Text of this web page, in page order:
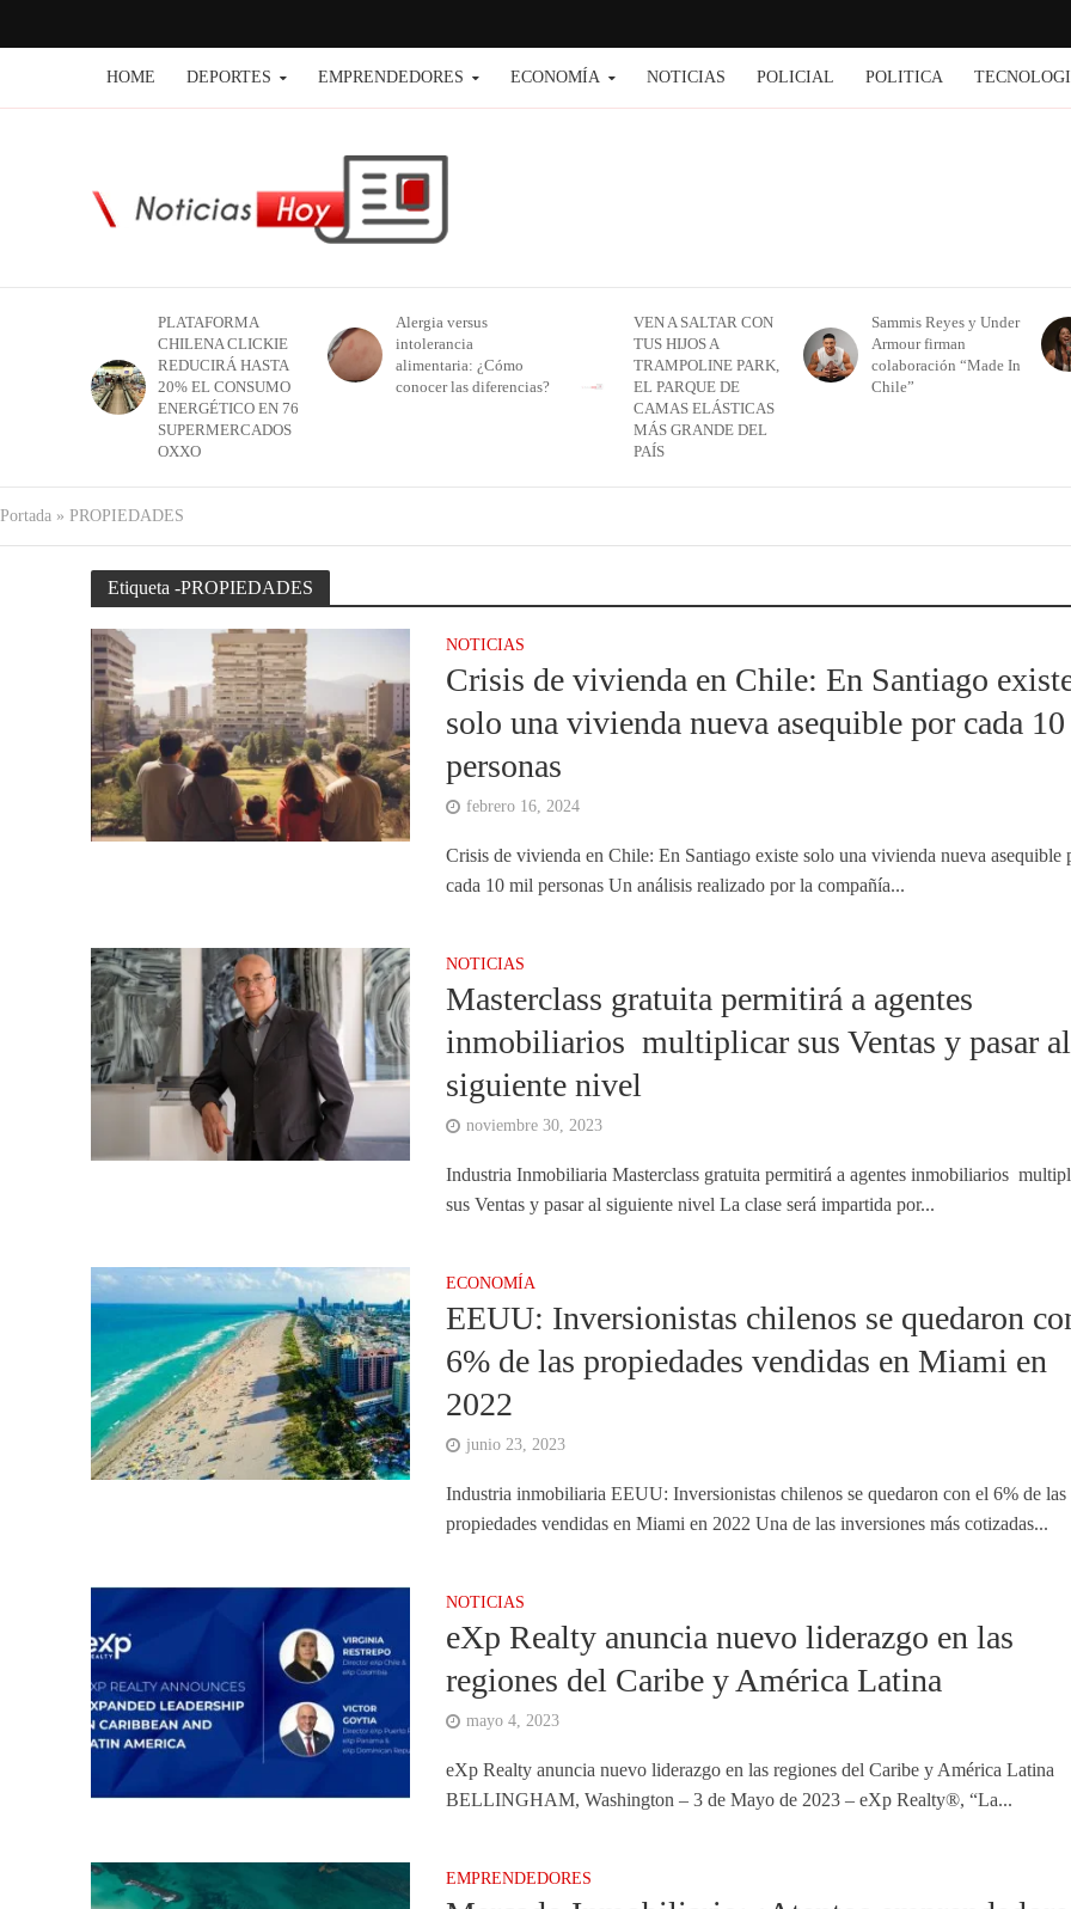
HOME DEPORTES EMPRENDEDORES ECONOMÍA NOTICIAS POLICIAL POLITICA
PLATAFORMA
CHILENA CLICKIE
REDUCIRÁ HASTA
20% EL CONSUMO
ENERGÉTICO EN 76
SUPERMERCADOS
OXXO
Alergia versus
intolerancia
alimentaria: ¿Cómo
conocer las diferencias?
VEN A SALTAR CON
TUS HIJOS A
TRAMPOLINE PARK,
EL PARQUE DE
CAMAS ELÁSTICAS
MÁS GRANDE DEL
PAÍS
Sammis Reyes y Under
Armour firman
colaboración “Made In
Chile”
Portada » PROPIEDADES
Etiqueta -PROPIEDADES
NOTICIAS
Crisis de vivienda en Chile: En Santiago
solo una vivienda nueva asequible por cada
personas
febrero 16, 2024
Crisis de vivienda en Chile: En Santiago existe solo una vivienda nueva asequible
cada 10 mil personas Un análisis realizado por la compañía...
NOTICIAS
Masterclass gratuita permitirá a agentes
inmobiliarios multiplicar sus Ventas y pasar al
siguiente nivel
noviembre 30, 2023
Industria Inmobiliaria Masterclass gratuita permitirá a agentes inmobiliarios
sus Ventas y pasar al siguiente nivel La clase será impartida por...
ECONOMÍA
EEUU: Inversionistas chilenos se quedaron
6% de las propiedades vendidas en Miami en
2022
junio 23, 2023
Industria inmobiliaria EEUU: Inversionistas chilenos se quedaron con el 6% de las
propiedades vendidas en Miami en 2022 Una de las inversiones más cotizadas...
NOTICIAS
eXp Realty anuncia nuevo liderazgo en las
regiones del Caribe y América Latina
mayo 4, 2023
eXp Realty anuncia nuevo liderazgo en las regiones del Caribe y América Latina
BELLINGHAM, Washington – 3 de Mayo de 2023 – eXp Realty®, “La...
EMPRENDEDORES